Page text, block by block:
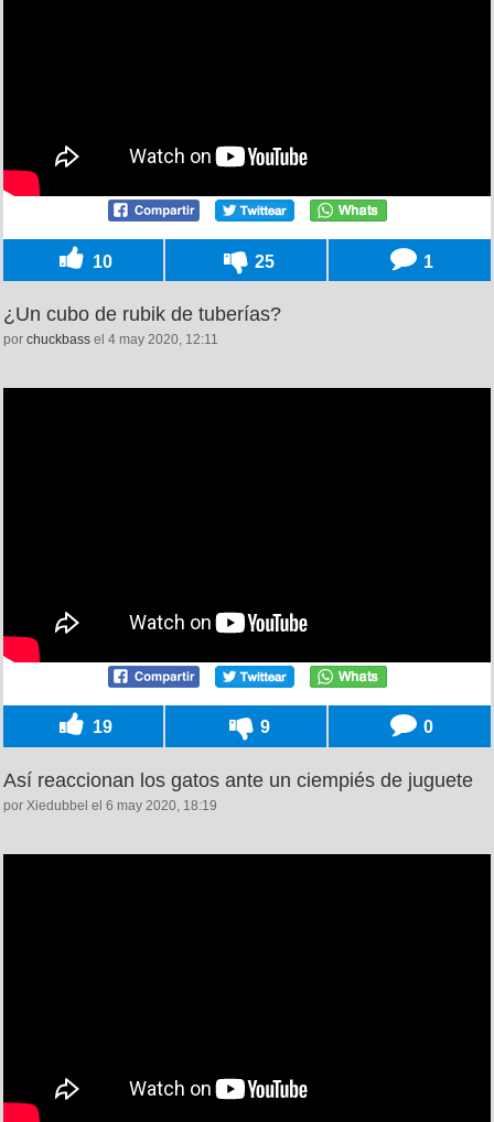
10 25 1
¿Un cubo de rubik de tuberías?
por chuckbass el 4 may 2020, 12:11
19 9 0
Así reaccionan los gatos ante un ciempiés de juguete
por Xiedubbel el 6 may 2020, 18:19